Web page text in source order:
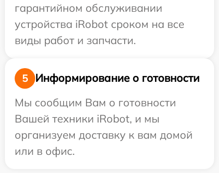
гарантийном обслуживании
устройства iRobot сроком на все
виды работ и запчасти.
5
Информирование о готовности
Мы сообщим Вам о готовности
Вашей техники iRobot, и мы
организуем доставку к вам домой
или в офис.